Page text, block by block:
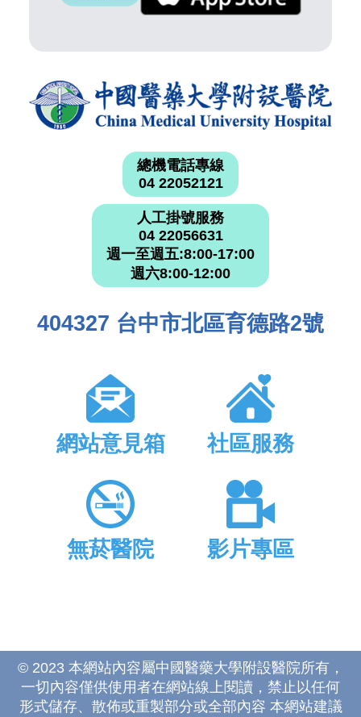
總機電話專線
04 22052121
人工掛號服務
04 22056631
週一至週五:8:00-17:00
週六8:00-12:00
404327 台中市北區育德路2號
網站意見箱 社區服務
無菸醫院 影片專區
© 2023 本網站內容屬中國醫藥大學附設醫院所有，
一切內容僅供使用者在網站線上閱讀，禁止以任何
形式儲存、散佈或重製部分或全部內容 本網站建議